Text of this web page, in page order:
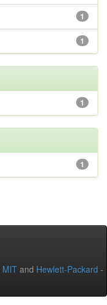
1
1
1
1
MIT and Hewlett-Packard -